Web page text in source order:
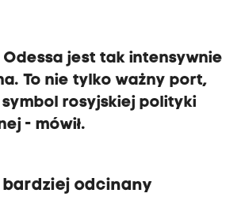
jest tak intensywnie
To nie tylko ważny port,
rosyjskiej polityki
- mówił.
bardziej odcinany